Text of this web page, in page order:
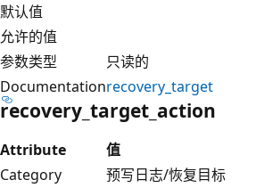
默认值
允许的值
参数类型
只读的
Documentationrecovery_target
recovery_target_action
Attribute
值
Category
预写日志/恢复目标